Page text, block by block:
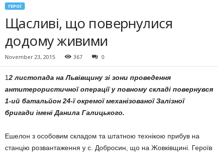
ГЕРОЇ
Щасливі, що повернулися
додому живими
November 23, 2015 367 0
12 листопада на Львівщину зі зони проведення
антитерористичної операції у повному складі повернувся
1-ий батальйон 24-ї окремої механізованої Залізної
бригади імені Данила Галицького.
Ешелон з особовим складом та штатною технікою прибув на
станцію розвантаження у с. Добросин, що на Жовківщині. Героїв